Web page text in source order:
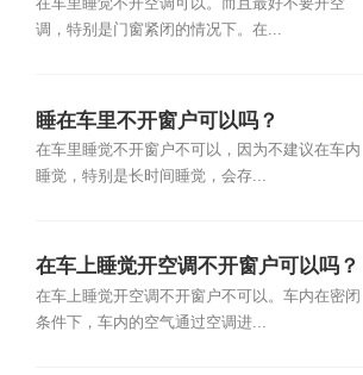
在车里睡觉不开空调可以。而且最好不要开空
调，特别是门窗紧闭的情况下。在...
睡在车里不开窗户可以吗？
在车里睡觉不开窗户不可以，因为不建议在车内
睡觉，特别是长时间睡觉，会存...
在车上睡觉开空调不开窗户可以吗？
在车上睡觉开空调不开窗户不可以。车内在密闭
条件下，车内的空气通过空调进...